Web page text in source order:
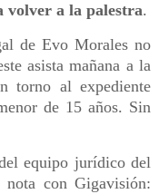
volver a la palestra.
de Evo Morales no
asista mañana a la
torno al expediente
de 15 años. Sin
equipo jurídico del
nota con Gigavisión: